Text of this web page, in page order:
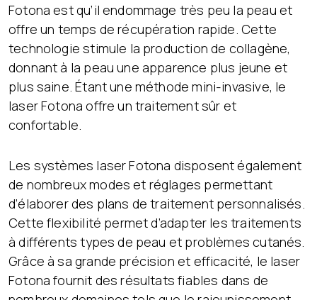
Fotona est qu’il endommage très peu la peau et
offre un temps de récupération rapide. Cette
technologie stimule la production de collagène,
donnant à la peau une apparence plus jeune et
plus saine. Étant une méthode mini-invasive, le
laser Fotona offre un traitement sûr et
confortable.
Les systèmes laser Fotona disposent également
de nombreux modes et réglages permettant
d’élaborer des plans de traitement personnalisés.
Cette flexibilité permet d’adapter les traitements
à différents types de peau et problèmes cutanés.
Grâce à sa grande précision et efficacité, le laser
Fotona fournit des résultats fiables dans de